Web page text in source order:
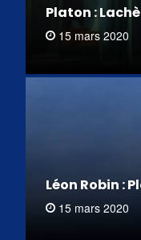
Platon :
15 mars 2020
Léon Robin :
15 mars 2020